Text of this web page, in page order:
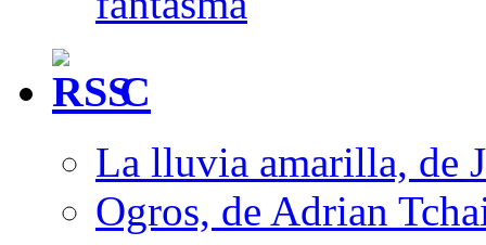
C
La lluvia amarilla, de
Ogros, de Adrian